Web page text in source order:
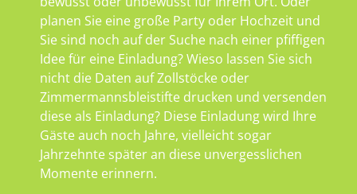
planen Sie eine große Party oder Hochzeit und
Sie sind noch auf der Suche nach einer pfiffigen
Idee für eine Einladung? Wieso lassen Sie sich
nicht die Daten auf Zollstöcke oder
Zimmermannsbleistifte drucken und versenden
diese als Einladung? Diese Einladung wird Ihre
Gäste auch noch Jahre, vielleicht sogar
Jahrzehnte später an diese unvergesslichen
Momente erinnern.